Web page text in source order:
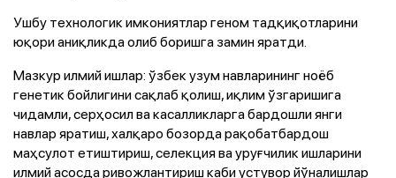
Ушбу технологик имкониятлар геном тадқиқотларини
юқори аниқликда олиб боришга замин яратди.
Мазкур илмий ишлар: ўзбек узум навларининг ноёб
генетик бойлигини сақлаб қолиш, иқлим ўзгаришига
чидамли, серҳосил ва касалликларга бардошли янги
навлар яратиш, халқаро бозорда рақобатбардош
маҳсулот етиштириш, селекция ва уруғчилик ишларини
илмий асосда ривожлантириш каби устувор йўналишлар